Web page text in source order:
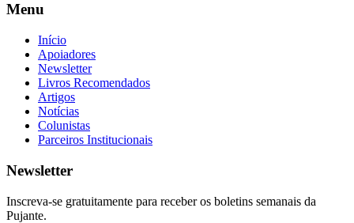
Menu
Início
Apoiadores
Newsletter
Livros Recomendados
Artigos
Notícias
Colunistas
Parceiros Institucionais
Newsletter
Inscreva-se gratuitamente para receber os boletins semanais da
Pujante.